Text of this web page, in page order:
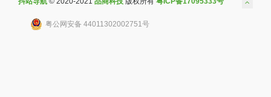
粤公网安备 44011302002751号